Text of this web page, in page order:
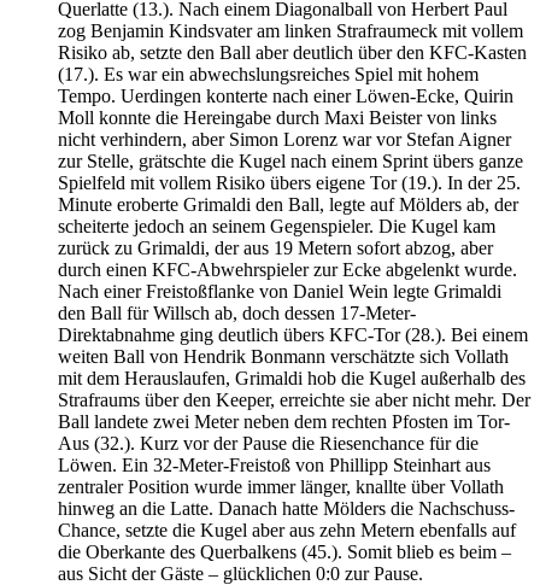
Querlatte (13.). Nach einem Diagonalball von Herbert Paul
zog Benjamin Kindsvater am linken Strafraumeck mit vollem
Risiko ab, setzte den Ball aber deutlich über den KFC-Kasten
(17.). Es war ein abwechslungsreiches Spiel mit hohem
Tempo. Uerdingen konterte nach einer Löwen-Ecke, Quirin
Moll konnte die Hereingabe durch Maxi Beister von links
nicht verhindern, aber Simon Lorenz war vor Stefan Aigner
zur Stelle, grätschte die Kugel nach einem Sprint übers ganze
Spielfeld mit vollem Risiko übers eigene Tor (19.). In der 25.
Minute eroberte Grimaldi den Ball, legte auf Mölders ab, der
scheiterte jedoch an seinem Gegenspieler. Die Kugel kam
zurück zu Grimaldi, der aus 19 Metern sofort abzog, aber
durch einen KFC-Abwehrspieler zur Ecke abgelenkt wurde.
Nach einer Freistoßflanke von Daniel Wein legte Grimaldi
den Ball für Willsch ab, doch dessen 17-Meter-
Direktabnahme ging deutlich übers KFC-Tor (28.). Bei einem
weiten Ball von Hendrik Bonmann verschätzte sich Vollath
mit dem Herauslaufen, Grimaldi hob die Kugel außerhalb des
Strafraums über den Keeper, erreichte sie aber nicht mehr. Der
Ball landete zwei Meter neben dem rechten Pfosten im Tor-
Aus (32.). Kurz vor der Pause die Riesenchance für die
Löwen. Ein 32-Meter-Freistoß von Phillipp Steinhart aus
zentraler Position wurde immer länger, knallte über Vollath
hinweg an die Latte. Danach hatte Mölders die Nachschuss-
Chance, setzte die Kugel aber aus zehn Metern ebenfalls auf
die Oberkante des Querbalkens (45.). Somit blieb es beim –
aus Sicht der Gäste – glücklichen 0:0 zur Pause.